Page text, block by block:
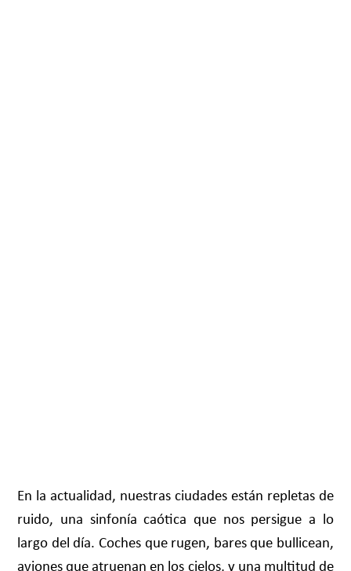
En la actualidad, nuestras ciudades están repletas de
ruido, una sinfonía caótica que nos persigue a lo
largo del día. Coches que rugen, bares que bullicean,
aviones que atruenan en los cielos, y una multitud de